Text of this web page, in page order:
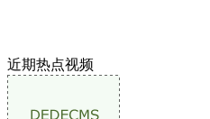
近期热点视频